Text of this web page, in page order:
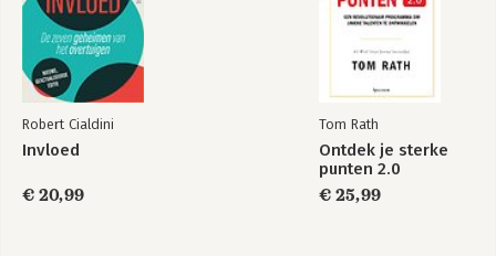
Robert Cialdini
Invloed
€ 20,99
Tom Rath
Ontdek je sterke
punten 2.0
€ 25,99